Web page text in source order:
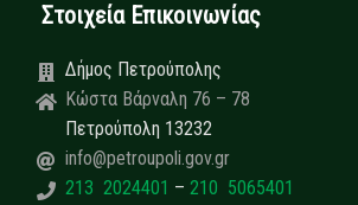
Στοιχεία Επικοινωνίας
Δήμος Πετρούπολης
Κώστα Βάρναλη 76 – 78
Πετρούπολη 13232
info@petroupoli.gov.gr
213 2024401 – 210 5065401